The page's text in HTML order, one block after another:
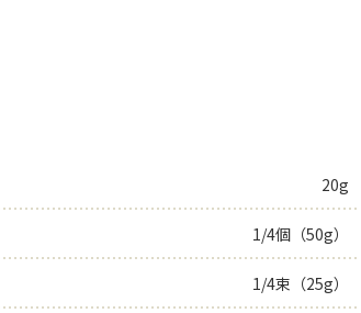
20g
1/4個（50g）
1/4束（25g）